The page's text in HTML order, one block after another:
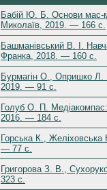
Бабій Ю. Б. Основи мас-
Миколаїв, 2019. — 166 с.
Башманівський В. І.
Франка, 2018. — 160 с.
Бурмагін О., Опришко Л.
2019. — 91 с.
Голуб О. П.
2016. — 184 с.
Горська К.,
— 77 с.
Григорова З. В.,
323 с.